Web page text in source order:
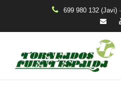
699 980 132 (Javi) ·